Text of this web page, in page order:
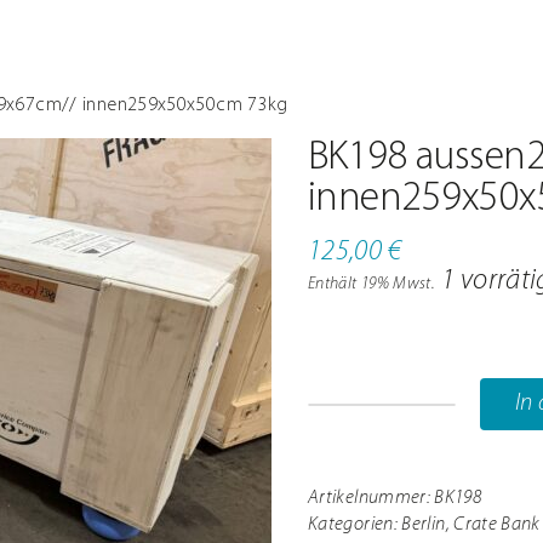
innen259x50x50cm 73kg
BK198
125,00 €
Enthält 19% Mwst. 1
In
Artikelnummer:BK198
Kategorien:Berlin,Crate Bank